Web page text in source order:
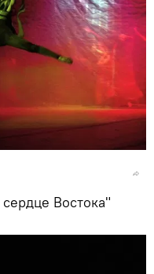
Востока"